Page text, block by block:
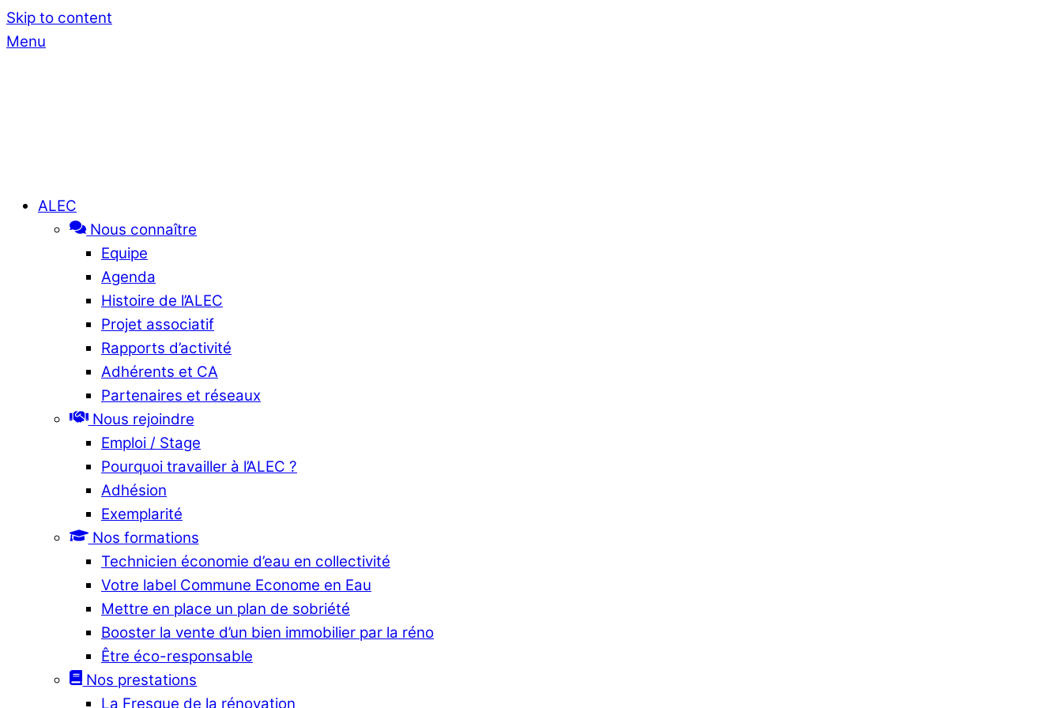
Skip to content
Menu
ALEC
Nous connaître
Equipe
Agenda
Histoire de l’ALEC
Projet associatif
Rapports d’activité
Adhérents et CA
Partenaires et réseaux
Nous rejoindre
Emploi / Stage
Pourquoi travailler à l’ALEC ?
Adhésion
Exemplarité
Nos formations
Technicien économie d’eau en collectivité
Votre label Commune Econome en Eau
Mettre en place un plan de sobriété
Booster la vente d’un bien immobilier par la réno
Être éco-responsable
Nos prestations
La Fresque de la rénovation